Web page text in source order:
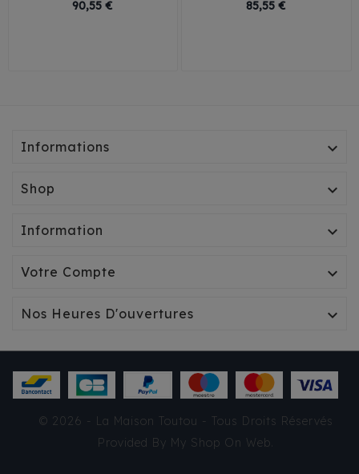
90,55 € 85,55 €
SAC KANGOUROU
Informations 
Shop 
Information 
Votre Compte 
Nos Heures D'ouvertures 
© 2026 - La Maison Toutou - Tous Droits Réservés
Provided By My Shop On Web